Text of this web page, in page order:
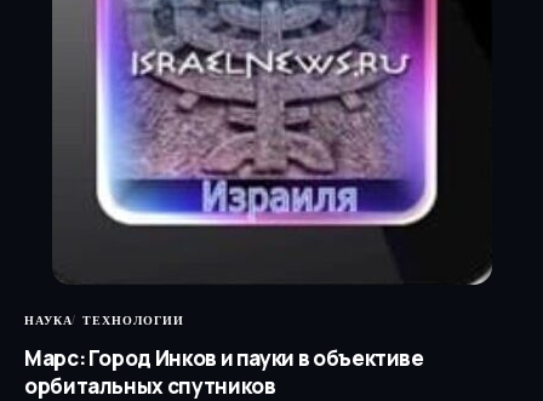
НАУКА ТЕХНОЛОГИИ
Марс: Город Инков и пауки в объективе
орбитальных спутников